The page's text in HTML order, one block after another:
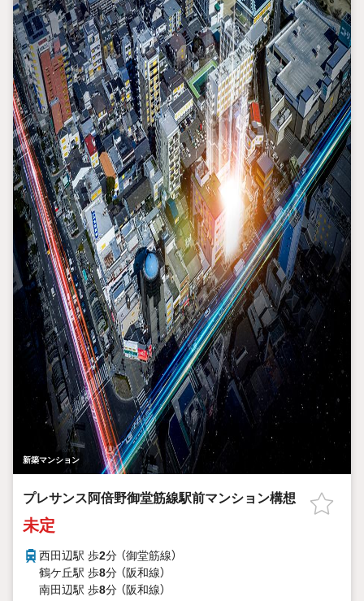
新築マンション
プレサンス阿倍野御堂筋線駅前マンション構想
未定
西田辺駅 歩2分 （御堂筋線）
鶴ケ丘駅 歩8分 （阪和線）
南田辺駅 歩8分 （阪和線）